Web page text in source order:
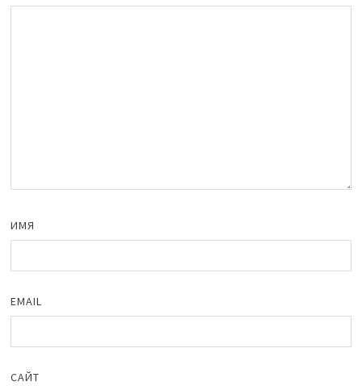
ИМЯ
EMAIL
САЙТ